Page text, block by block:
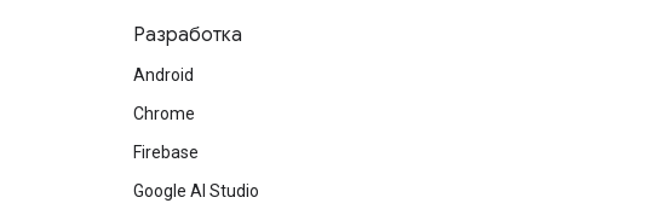
Разработка
Android
Chrome
Firebase
Google AI Studio